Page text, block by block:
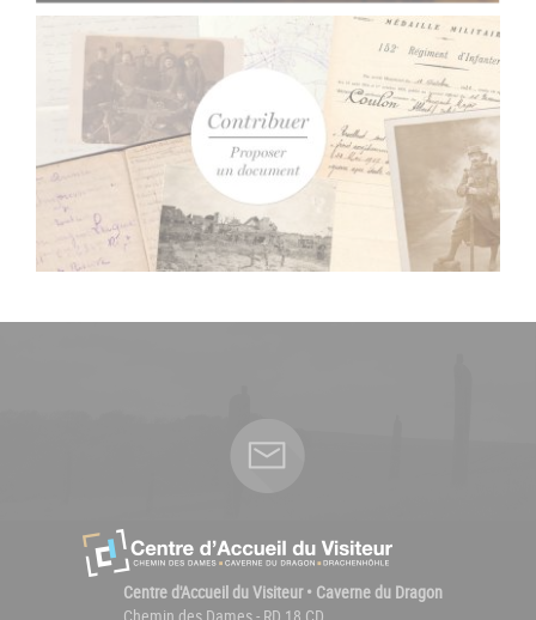
Centre d'Accueil du Visiteur • Caverne du Dragon